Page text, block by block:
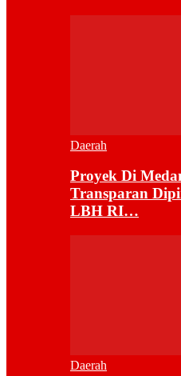
Daerah
Proyek Di
Transparan
LBH RI…
Daerah